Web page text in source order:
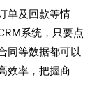
单及回款等情
系统，只要点
同等数据都可以
效率，把握商